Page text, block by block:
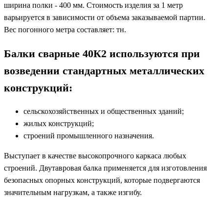
ширина полки - 400 мм. Стоимость изделия за 1 метр
варьируется в зависимости от объема заказываемой партии.
Вес погонного метра составляет: тн.
Балки сварные 40К2 используются при
возведении стандартных металлических
конструкций:
сельскохозяйственных и общественных зданий;
жилых конструкций;
строений промышленного назначения.
Выступает в качестве высокопрочного каркаса любых
строений. Двутавровая балка применяется для изготовления
безопасных опорных конструкций, которые подвергаются
значительным нагрузкам, а также изгибу.